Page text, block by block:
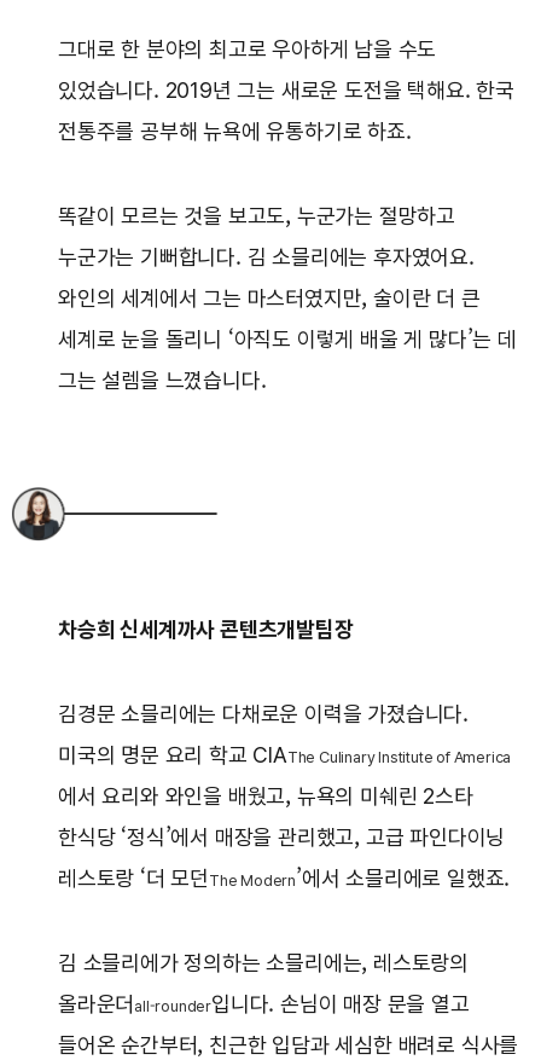
그대로 한 분야의 최고로 우아하게 남을 수도
있었습니다. 2019년 그는 새로운 도전을 택해요. 한국
전통주를 공부해 뉴욕에 유통하기로 하죠.
똑같이 모르는 것을 보고도, 누군가는 절망하고
누군가는 기뻐합니다. 김 소믈리에는 후자였어요.
와인의 세계에서 그는 마스터였지만, 술이란 더 큰
세계로 눈을 돌리니 ‘아직도 이렇게 배울 게 많다’는 데
그는 설렘을 느꼈습니다.
차승희 신세계까사 콘텐츠개발팀장
김경문 소믈리에는 다채로운 이력을 가졌습니다.
미국의 명문 요리 학교 CIAThe Culinary Institute of America
에서 요리와 와인을 배웠고, 뉴욕의 미쉐린 2스타
한식당 ‘정식’에서 매장을 관리했고, 고급 파인다이닝
레스토랑 ‘더 모던 The Modern’에서 소믈리에로 일했죠.
김 소믈리에가 정의하는 소믈리에는, 레스토랑의
올라운더 all-rounder입니다. 손님이 매장 문을 열고
들어온 순간부터, 친근한 입담과 세심한 배려로 식사를